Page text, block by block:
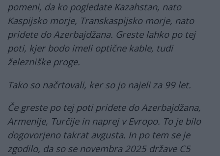
pomeni, da ko pogledate Kazahstan, nato
Kaspijsko morje, Transkaspijsko morje, nato
pridete do Azerbajdžana. Greste lahko po tej
poti, kjer bodo imeli optične kable, tudi
železniške proge.
Tako so načrtovali, ker so jo najeli za 99 let.
Če greste po tej poti pridete do Azerbajdžana,
Armenije, Turčije in naprej v Evropo. To je bilo
dogovorjeno takrat avgusta. In po tem se je
zgodilo, da so se novembra 2025 države C5